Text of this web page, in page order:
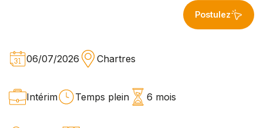
Postulez
06/07/2026 Chartres
Intérim Temps plein 6 mois